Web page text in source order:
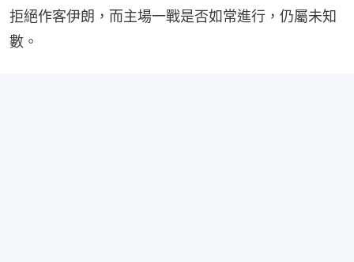
拒絕作客伊朗，而主場一戰是否如常進行，仍屬未知
數。